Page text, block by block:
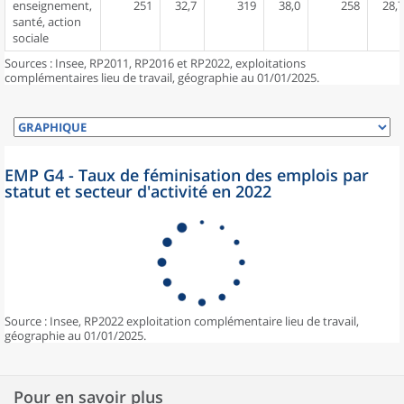
enseignement,
santé, action
sociale
251 32,7 319 38,0 258 28,7
Sources : Insee, RP2011, RP2016 et RP2022, exploitations
complémentaires lieu de travail, géographie au 01/01/2025.
EMP G4 - Taux de féminisation des emplois par
statut et secteur d'activité en 2022
Source : Insee, RP2022 exploitation complémentaire lieu de travail,
géographie au 01/01/2025.
Pour en savoir plus